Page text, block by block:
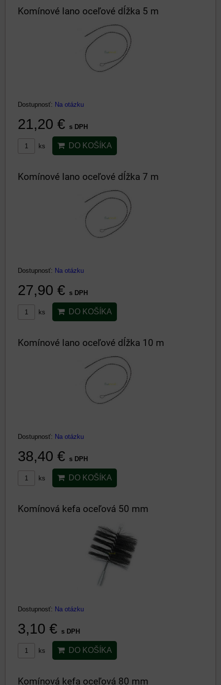
Komínové lano oceľové dĺžka 5 m
Dostupnosť: Na otázku
21,20 € s DPH
ks DO KOŠÍKA
Komínové lano oceľové dĺžka 7 m
Dostupnosť: Na otázku
27,90 € s DPH
ks DO KOŠÍKA
Komínové lano oceľové dĺžka 10 m
Dostupnosť: Na otázku
38,40 € s DPH
ks DO KOŠÍKA
Komínová kefa oceľová 50 mm
Dostupnosť: Na otázku
3,10 € s DPH
ks DO KOŠÍKA
Komínová kefa oceľová 80 mm